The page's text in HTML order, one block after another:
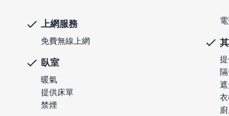
上網服務
免費無線上網
臥室
暖氣
提供床單
禁煙